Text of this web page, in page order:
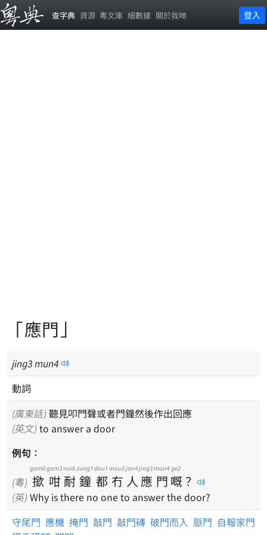
查字典 資源 粵文庫 細數據 關於我哋 登入
「應門」
jing3mun4
動詞
(廣東話) 聽見叩門聲或者門鐘然後作出回應
(英文) to answer a door
例句：
(粵) 撳
gam6
咁
gam3
耐
noi6
鐘
zung1
都
dou1
冇
mou5
人
jan4
應
jing3
門
mun4
嘅
ge2
？
(英) Why is there no one to answer the door?
守尾門 應機 掩門 敲門 敲門磚 破門而入 脈門 自報家門